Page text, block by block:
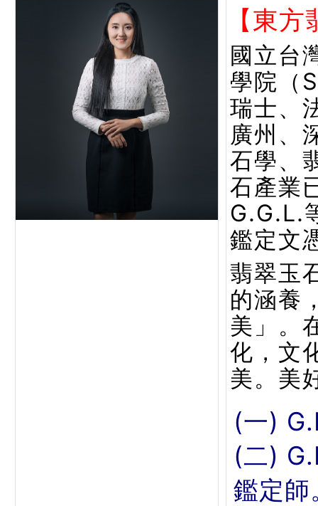
【東
國立台
學院（
瑞士、
廣州、
石學、
石產業
G.G.L.
鑑定文
翡翠玉
的涵養
美」。
化，文
美。美
(一)
(二)
鑑定師